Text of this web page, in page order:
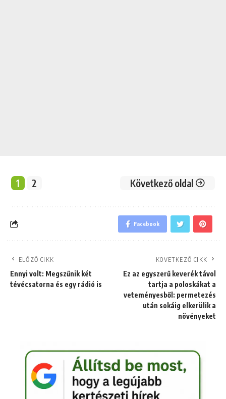
1 2 Következő oldal
Facebook
ELŐZŐ CIKK
Ennyi volt: Megszűnik két
tévécsatorna és egy rádió is
KÖVETKEZŐ CIKK
Ez az egyszerű keverék távol
tartja a poloskákat a
veteményesből: permetezés
után sokáig elkerülik a
növényeket